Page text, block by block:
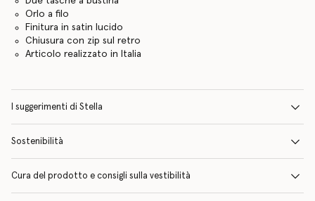
Orlo a filo
Finitura in satin lucido
Chiusura con zip sul retro
Articolo realizzato in Italia
I suggerimenti di Stella
Sostenibilità
Cura del prodotto e consigli sulla vestibilità